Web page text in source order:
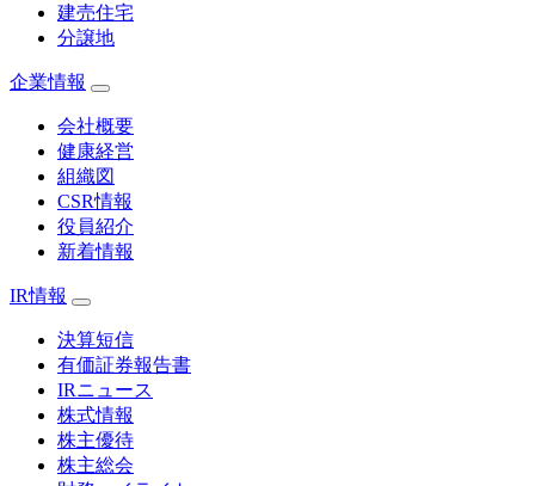
建売住宅
分譲地
企業情報
会社概要
健康経営
組織図
CSR情報
役員紹介
新着情報
IR情報
決算短信
有価証券報告書
IRニュース
株式情報
株主優待
株主総会